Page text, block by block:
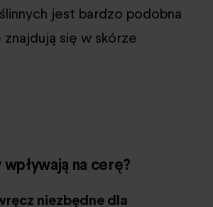
jest bardzo podobna
się w skórze
na cerę?
niezbędne dla